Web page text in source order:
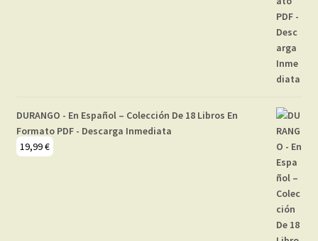
DURANGO - En Español – Colección De 18 Libros En
Formato PDF - Descarga Inmediata
19,99€